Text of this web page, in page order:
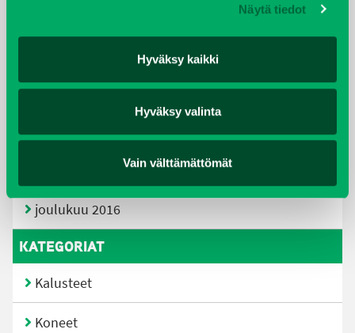
Näytä tiedot
Hyväksy kaikki
Hyväksy valinta
Vain välttämättömät
joulukuu 2017
heinäkuu 2017
joulukuu 2016
KATEGORIAT
Kalusteet
Koneet